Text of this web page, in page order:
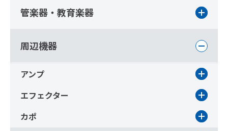
管楽器・教育楽器
周辺機器
アンプ
エフェクター
カポ